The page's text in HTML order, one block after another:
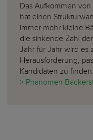
Das Aufkommen
hat einen
immer mehr kleine
die sinkende Zahl
Jahr für Jahr wird es
Herausforderung,
Kandidaten zu finden.
> Phänomen